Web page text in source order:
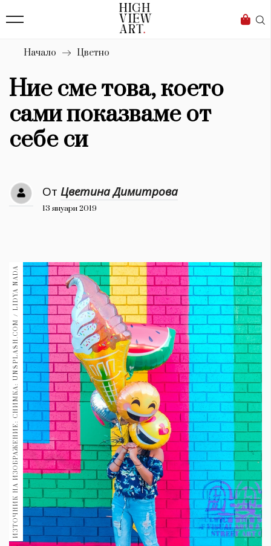
Бизнес
Мода
Dialogue
Изкуство
4340
Дизайн
Книги
30+ 1970
Гурме 1710
Пътувай
237
Здраве 389
Gentlemen
382
Wellness
1817
ПОСЛЕДВАЙТЕ
НИ
Начало Цветно
Ние сме това, което
сами показваме от
себе си
От Цветина Димитрова
13 януари 2019
ИЗТОЧНИК НА ИЗОБРАЖЕНИЕ: СНИМКА: UNSPLASH.COM / LIDYA NADA